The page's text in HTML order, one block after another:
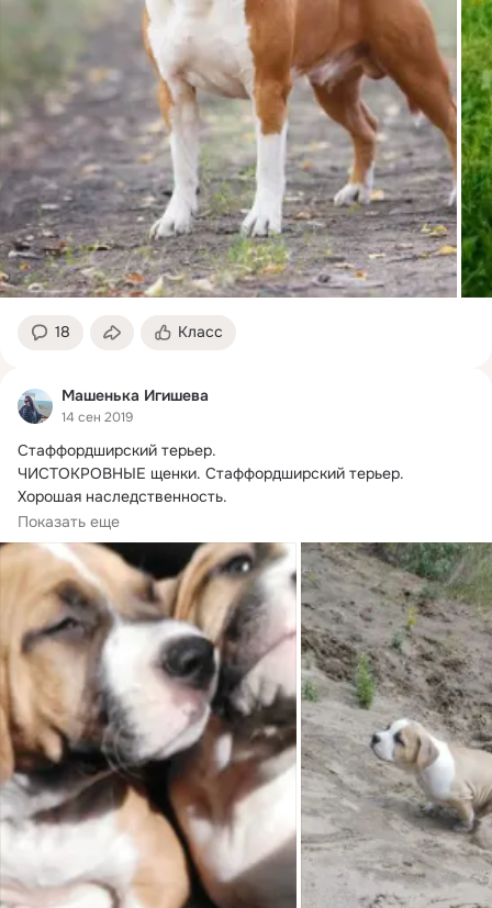
18 Класс
Машенька Игишева
14 сен 2019
Стаффордширский терьер.
ЧИСТОКРОВНЫЕ щенки. Стаффордширский терьер.
Хорошая наследственность.
Отец: чемпион РКФ. Занимается поркуром, добрый.
Показать еще